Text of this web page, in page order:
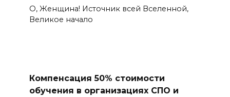
О, Женщина! Источник всей Вселенной,
Великое начало
Компенсация 50% стоимости
обучения в организациях СПО и